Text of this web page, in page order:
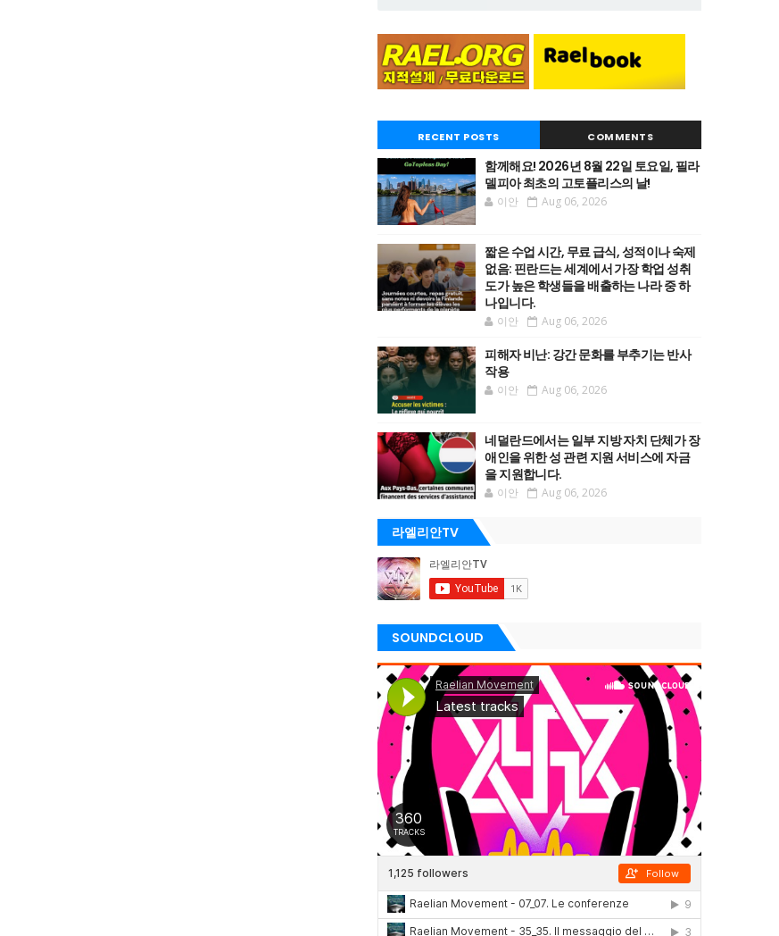
RECENT POSTS COMMENTS
함께해요! 2026년 8월 22일 토요일, 필라
델피아 최초의 고토플리스의 날!
이안 Aug 06, 2026
짧은 수업 시간, 무료 급식, 성적이나 숙제
없음: 핀란드는 세계에서 가장 학업 성취
도가 높은 학생들을 배출하는 나라 중 하
나입니다.
이안 Aug 06, 2026
피해자 비난: 강간 문화를 부추기는 반사
작용
이안 Aug 06, 2026
네덜란드에서는 일부 지방 자치 단체가 장
애인을 위한 성 관련 지원 서비스에 자금
을 지원합니다.
이안 Aug 06, 2026
라엘리안TV
SOUNDCLOUD